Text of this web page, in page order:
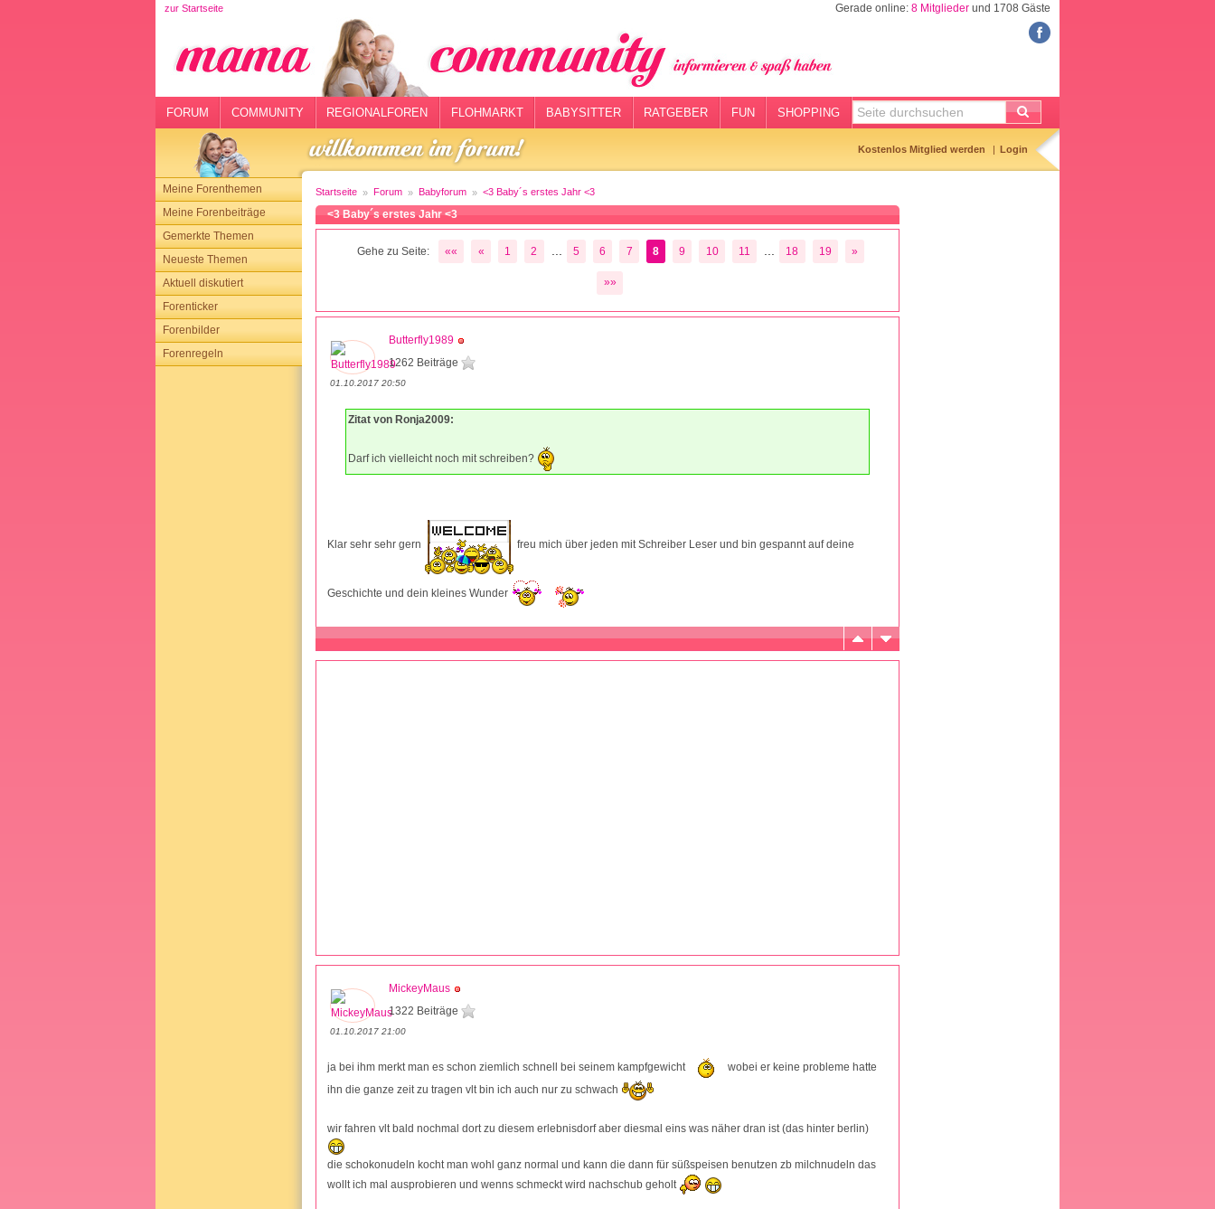
zur Startseite Gerade online: 8 Mitglieder und 1708 Gäste
FORUM COMMUNITY REGIONALFOREN FLOHMARKT BABYSITTER RATGEBER FUN SHOPPING
Kostenlos Mitglied werden Login
Meine Forenthemen
Meine Forenbeiträge
Gemerkte Themen
Neueste Themen
Aktuell diskutiert
Forenticker
Forenbilder
Forenregeln
Startseite Forum Babyforum <3 Baby´s erstes Jahr <3
<3 Baby´s erstes Jahr <3
Gehe zu Seite: «« « 1 2 5 6 7 8 9 10 11 18 19 »
»»
Butterfly1989
1262 Beiträge
01.10.2017 20:50
Zitat von Ronja2009:
Darf ich vielleicht noch mit schreiben?
Klar sehr sehr gern freu mich über jeden mit Schreiber Leser und bin gespannt auf deine
Geschichte und dein kleines Wunder
MickeyMaus
1322 Beiträge
01.10.2017 21:00
ja bei ihm merkt man es schon ziemlich schnell bei seinem kampfgewicht
wobei er keine probleme hatte
ihn die ganze zeit zu tragen vlt bin ich auch nur zu schwach
wir fahren vlt bald nochmal dort zu diesem erlebnisdorf aber diesmal eins was näher dran ist (das hinter berlin)
die schokonudeln kocht man wohl ganz normal und kann die dann für süßspeisen benutzen zb milchnudeln das
wollt ich mal ausprobieren und wenns schmeckt wird nachschub geholt